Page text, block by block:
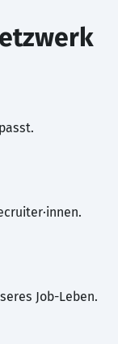
Job-Leben.